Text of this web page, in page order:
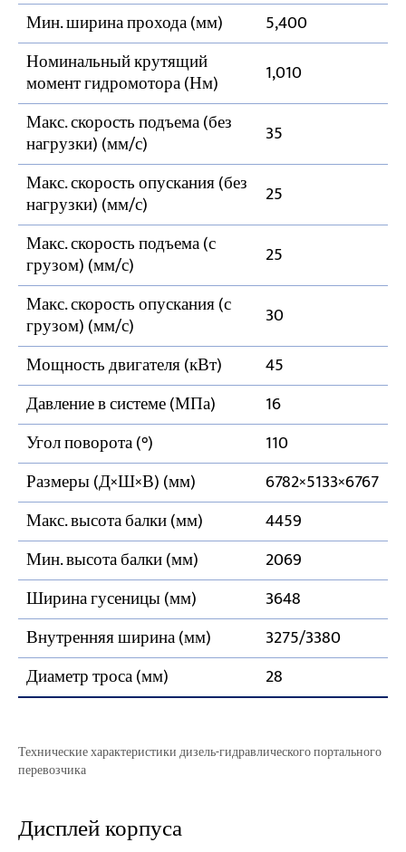
Мин. ширина прохода (мм)
5,400
Номинальный крутящий
момент гидромотора (Нм)
1,010
Макс. скорость подъема (без
нагрузки) (мм/с)
35
Макс. скорость опускания (без
нагрузки) (мм/с)
25
Макс. скорость подъема (с
грузом) (мм/с)
25
Макс. скорость опускания (с
грузом) (мм/с)
30
Мощность двигателя (кВт)
45
Давление в системе (МПа)
16
Угол поворота (°)
110
Размеры (Д×Ш×В) (мм)
6782×5133×6767
Макс. высота балки (мм)
4459
Мин. высота балки (мм)
2069
Ширина гусеницы (мм)
3648
Внутренняя ширина (мм)
3275/3380
Диаметр троса (мм)
28
Технические характеристики дизель-гидравлического портального
перевозчика
Дисплей корпуса